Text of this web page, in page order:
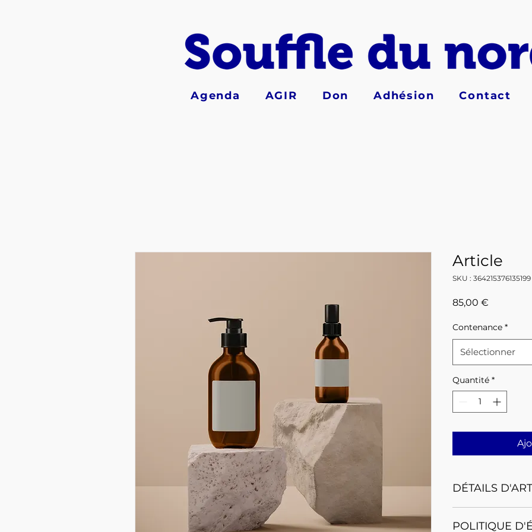
Agenda AGIR Don Adhésion Contact
Article
SKU : 364215376135199
85,00 €
Contenance *
Sélectionner
Quantité *
DÉTAILS
de l'article : taille,
POLITIQUE